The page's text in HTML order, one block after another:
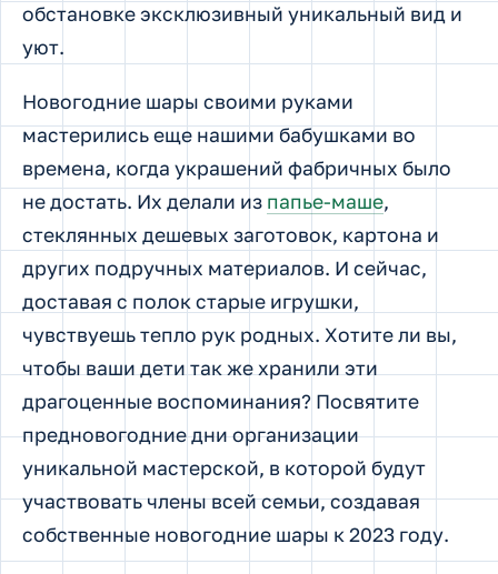
обстановке эксклюзивный уникальный вид и
уют.
Новогодние шары своими руками
мастерились еще нашими бабушками во
времена, когда украшений фабричных было
не достать. Их делали из папье-маше,
стеклянных дешевых заготовок, картона и
других подручных материалов. И сейчас,
доставая с полок старые игрушки,
чувствуешь тепло рук родных. Хотите ли вы,
чтобы ваши дети так же хранили эти
драгоценные воспоминания? Посвятите
предновогодние дни организации
уникальной мастерской, в которой будут
участвовать члены всей семьи, создавая
собственные новогодние шары к 2023 году.